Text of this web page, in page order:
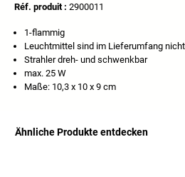
Réf. produit : 2900011
1-flammig
Leuchtmittel sind im Lieferumfang
Strahler dreh- und schwenkbar
max. 25 W
Maße: 10,3 x 10 x 9 cm
Ähnliche Produkte entdecken